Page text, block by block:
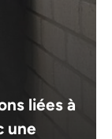
liées à
une